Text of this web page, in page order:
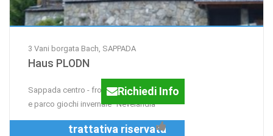
3 Vani borgata Bach, SAPPADA
Haus PLODN
Sappada centro - fronte campetti di sci
e parco giochi invernale "Nevelandia"
Richiedi Info
trattativa riservata